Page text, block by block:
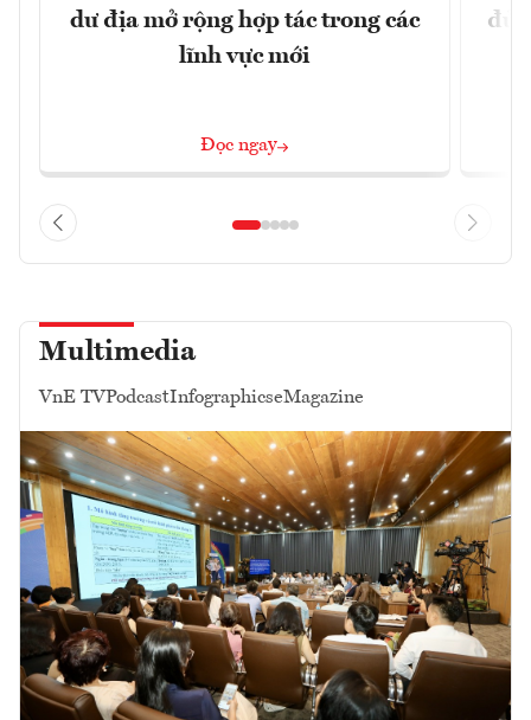
dư địa mở rộng hợp tác trong các
lĩnh vực mới
Đọc ngay
đủ
Multimedia
VnE TVPodcastInfographicseMagazine